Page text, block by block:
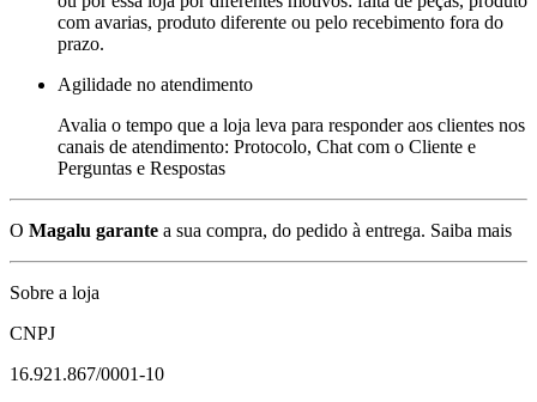
com avarias, produto diferente ou pelo recebimento fora do
prazo.
Agilidade no atendimento
Avalia o tempo que a loja leva para responder aos clientes nos
canais de atendimento: Protocolo, Chat com o Cliente e
Perguntas e Respostas
O Magalu garante a sua compra, do pedido à entrega. Saiba mais
Sobre a loja
CNPJ
16.921.867/0001-10